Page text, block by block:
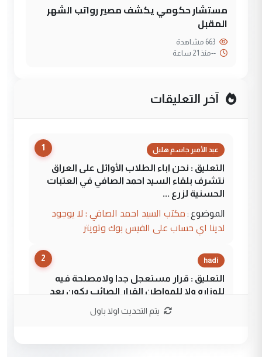
مستشار حكومي يكشف مصير رواتب الشهر
المقبل
--منذ 21 ساعة
آخر التعليقات
1 عبد الأمير جاسم هليل
التعليق : نحن اباء الطلاب الأوائل على العراق
نتشرف بلقاء السيد احمد الصافي في العتبات
الحسنية لزرع ...
الموضوع : مكتب السيد احمد الصافي : لا يوجود
لدينا اي حساب على الفيس بوك وتويتر
2 hadi
التعليق : قرار مستعجل جدا ولامصلحة فيه
للوزاره ولا للمواطن القرار الصائب يكون بعد
يتم التحديث اولا باول